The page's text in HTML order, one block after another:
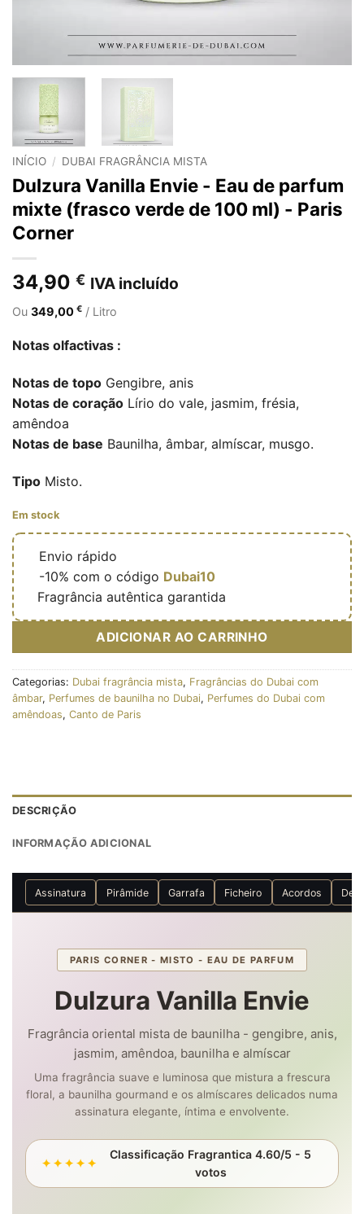
INÍCIO / DUBAI FRAGRÂNCIA MISTA
Dulzura Vanilla Envie - Eau de parfum
mixte (frasco verde de 100 ml) - Paris
Corner
34,90 € IVA incluído
Ou 349,00 € / Litro
Notas olfactivas :
Notas de topo Gengibre, anis
Notas de coração Lírio do vale, jasmim, frésia,
amêndoa
Notas de base Baunilha, âmbar, almíscar, musgo.
Tipo Misto.
Em stock
Envio rápido
-10% com o código Dubai10
Fragrância autêntica garantida
ADICIONAR AO CARRINHO
Categorias: Dubai fragrância mista, Fragrâncias do Dubai com
âmbar, Perfumes de baunilha no Dubai, Perfumes do Dubai com
amêndoas, Canto de Paris
DESCRIÇÃO
INFORMAÇÃO ADICIONAL
Assinatura Pirâmide Garrafa Ficheiro Acordos
PARIS CORNER - MISTO - EAU DE PARFUM
Dulzura Vanilla Envie
Fragrância oriental mista de baunilha - gengibre, anis,
jasmim, amêndoa, baunilha e almíscar
Uma fragrância suave e luminosa que mistura a frescura
floral, a baunilha gourmand e os almíscares delicados numa
assinatura elegante, íntima e envolvente.
✦✦✦✦✦
Classificação Fragrantica 4.60/5 - 5
votos